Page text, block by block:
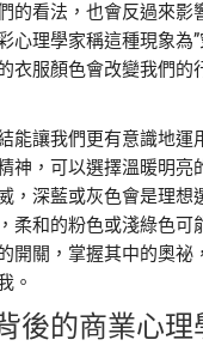
的看法，也會反過來影
心理學家稱這種現象為
衣服顏色會改變我們的
能讓我們更有意識地運
神，可以選擇溫暖明亮
，深藍或灰色會是理想
柔和的粉色或淺綠色可
開關，掌握其中的奧祕
。
後的商業心理